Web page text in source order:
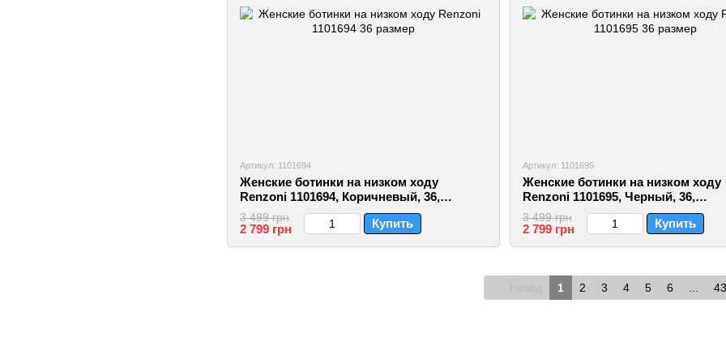
Артикул: 1101694
Женские ботинки на низком ходу
Renzoni 1101694, Коричневый, 36,
2999860792782
3 499 грн
2 799 грн Купить
Артикул: 1101695
Женские ботинки на низком ходу
Renzoni 1101695, Черный, 36,
2999860792843
3 499 грн
2 799 грн Купить
1 2 3 4 5 6 43